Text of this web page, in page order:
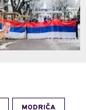
MODRIČA